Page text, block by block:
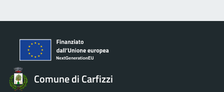
Comune di Carfizzi